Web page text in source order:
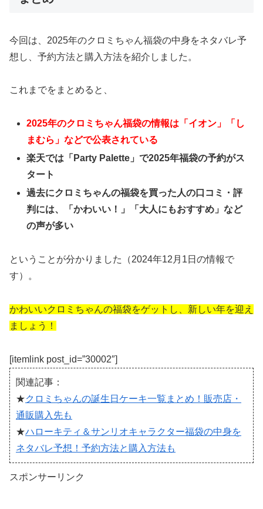
今回は、2025年のクロミちゃん福袋の中身をネタバレ予
想し、予約方法と購入方法を紹介しました。
これまでをまとめると、
2025年のクロミちゃん福袋の情報は「イオン」「し
まむら」などで公表されている
楽天では「Party Palette」で2025年福袋の予約がス
タート
過去にクロミちゃんの福袋を買った人の口コミ・評
判には、「かわいい！」「大人にもおすすめ」など
の声が多い
ということが分かりました（2024年12月1日の情報で
す）。
かわいいクロミちゃんの福袋をゲットし、新しい年を迎え
ましょう！
[itemlink post_id=”30002″]
関連記事：
★クロミちゃんの誕生日ケーキ一覧まとめ！販売店・
通販購入先も
★ハローキティ＆サンリオキャラクター福袋の中身を
ネタバレ予想！予約方法と購入方法も
スポンサーリンク